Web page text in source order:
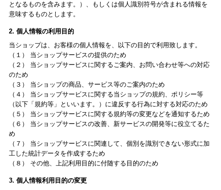
となるものを含みます。）、もしくは個人識別符号が含まれる情報を
意味するものとします。
2. 個人情報の利用目的
当ショップは、お客様の個人情報を、以下の目的で利用致します。
（１） 当ショップサービスの提供のため
（２） 当ショップサービスに関するご案内、お問い合わせ等への対応
のため
（３） 当ショップの商品、サービス等のご案内のため
（４） 当ショップサービスに関する当ショップの規約、ポリシー等
（以下「規約等」といいます。）に違反する行為に対する対応のため
（５） 当ショップサービスに関する規約等の変更などを通知するため
（６） 当ショップサービスの改善、新サービスの開発等に役立てるた
め
（７） 当ショップサービスに関連して、個別を識別できない形式に加
工した統計データを作成するため
（８） その他、上記利用目的に付随する目的のため
3. 個人情報利用目的の変更